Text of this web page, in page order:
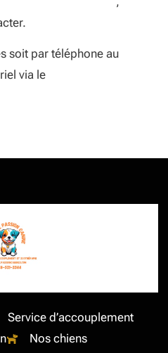
soit par téléphone au
via le
Service d’accouplement
Nos chiens